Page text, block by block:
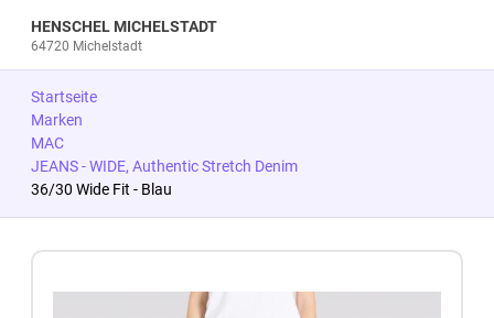
HENSCHEL MICHELSTADT
64720 Michelstadt
Startseite
Marken
MAC
JEANS - WIDE, Authentic Stretch Denim
36/30 Wide Fit - Blau